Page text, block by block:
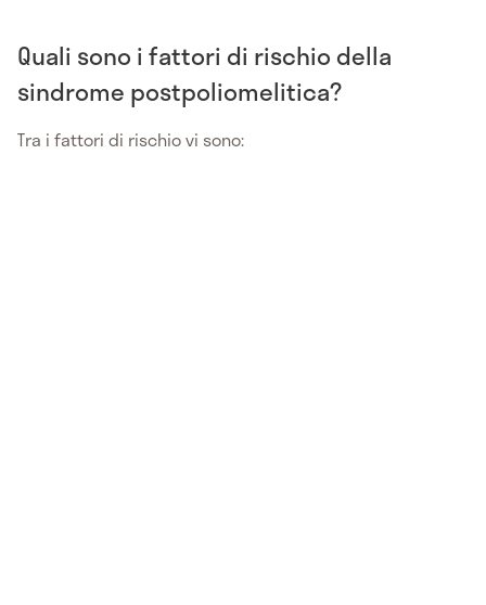
Quali sono i fattori di rischio della
sindrome postpoliomelitica?
Tra i fattori di rischio vi sono: